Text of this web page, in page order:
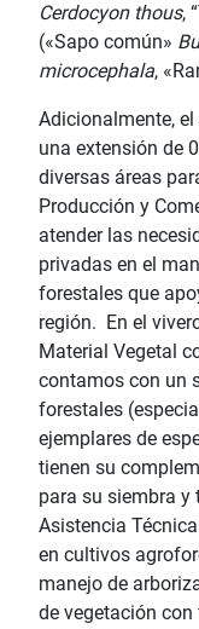
Cerdocyon thous,
(«Sapo común»
microcephala,
Adicionalmente,
una extensión de
diversas áreas
Producción y
atender las
privadas en el
forestales que
región. En el
Material Vegetal
contamos con un
forestales
ejemplares de
tienen su
para su siembra y
Asistencia
en cultivos
manejo de
de vegetación